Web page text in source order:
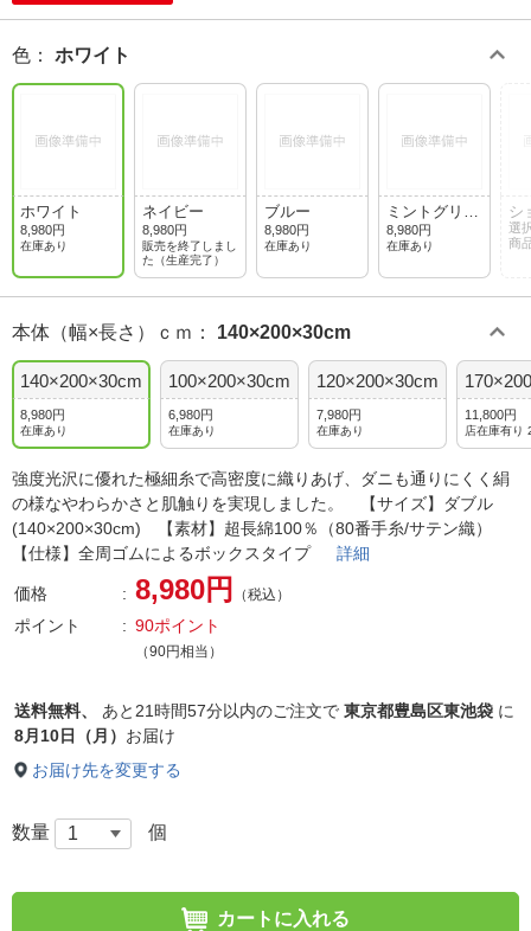
色 ： ホワイト
ホワイト
8,980円
在庫あり
ネイビー
8,980円
販売を終了しまし
た（生産完了）
ブルー
8,980円
在庫あり
ミントグリー
ン
8,980円
在庫あり
シ
ウ
選
商
本体（幅×長さ）ｃｍ ： 140×200×30cm
140×200×30cm
8,980円
在庫あり
100×200×30cm
6,980円
在庫あり
120×200×30cm
7,980円
在庫あり
11,800円
店在庫有り
強度光沢に優れた極細糸で高密度に織りあげ、ダニも通りにくく絹
の様なやわらかさと肌触りを実現しました。 【サイズ】ダブル
(140×200×30cm) 【素材】超長綿100％（80番手糸/サテン織）
【仕様】全周ゴムによるボックスタイプ 詳細
価格 8,980円 （税込）
ポイント 90ポイント
（90円相当）
送料無料、 あと 21時間57分以内のご注文で 東京都豊島区東池袋 に
8月10日（月） お届け
お届け先を変更する
数量 個
カートに入れる